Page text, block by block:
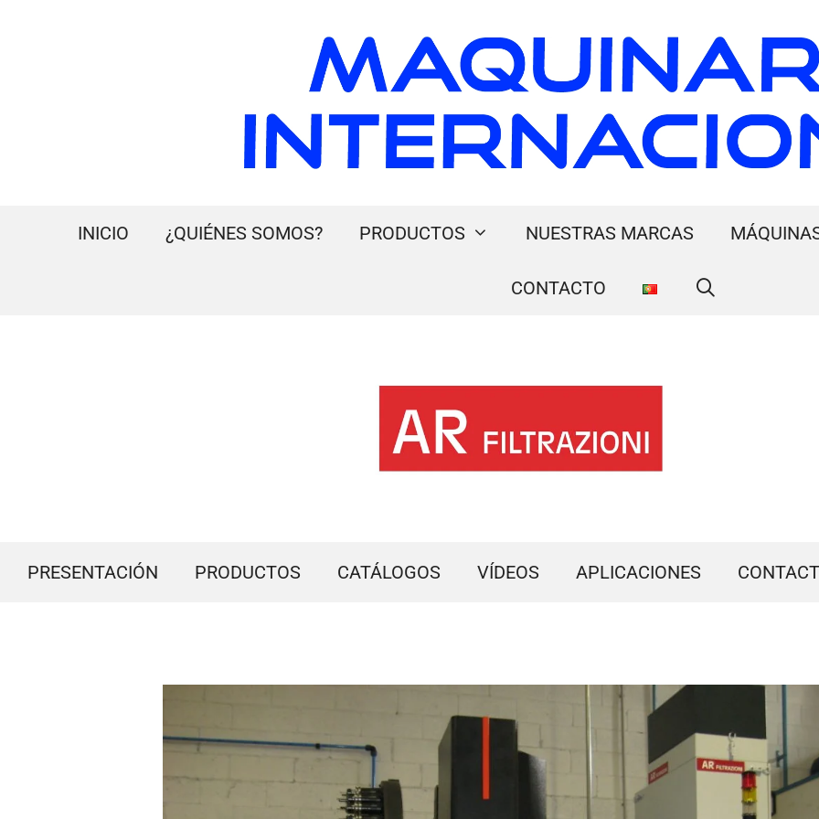
INICIO ¿QUIÉNES SOMOS? PRODUCTOS NUESTRAS MARCAS
CONTACTO
PRESENTACIÓN PRODUCTOS CATÁLOGOS VÍDEOS APLICACIONES